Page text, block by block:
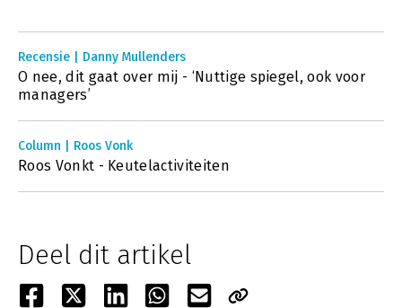
Recensie | Danny Mullenders
O nee, dit gaat over mij - ‘Nuttige spiegel, ook voor
managers’
Column | Roos Vonk
Roos Vonkt - Keutelactiviteiten
Deel dit artikel